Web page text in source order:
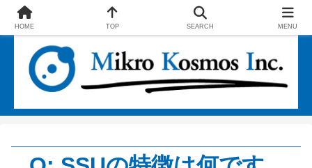
エコファインとSSUで社会に貢献する企業
HOME TOP SEARCH MENU